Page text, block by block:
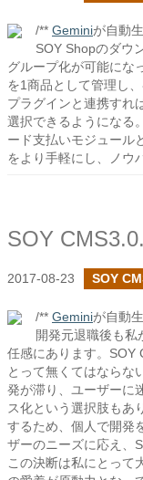
/** Geminiが自動
SOY Shopのダウ
グループ化が可能にな
を1商品として管理し
プラグインと連携すれ
選択できるようになる
ード支払いモジュール
をより手軽にし、ノウ
2017-08-23 SOY
/** Geminiが自動
開発元退職後も
任感にあります。SOY
とって無くてはならな
発が滞り、ユーザーに
ス化という選択肢もあ
するため、個人で開発
ザーのニーズに応え、
この決断は私にとって